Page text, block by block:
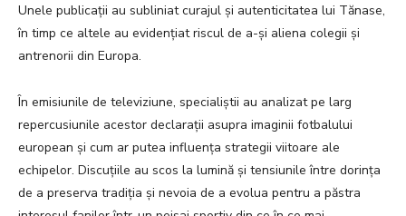
Unele publicații au subliniat curajul și autenticitatea lui Tănase,
în timp ce altele au evidențiat riscul de a-și aliena colegii și
antrenorii din Europa.
În emisiunile de televiziune, specialiștii au analizat pe larg
repercusiunile acestor declarații asupra imaginii fotbalului
european și cum ar putea influența strategii viitoare ale
echipelor. Discuțiile au scos la lumină și tensiunile între dorința
de a preserva tradiția și nevoia de a evolua pentru a păstra